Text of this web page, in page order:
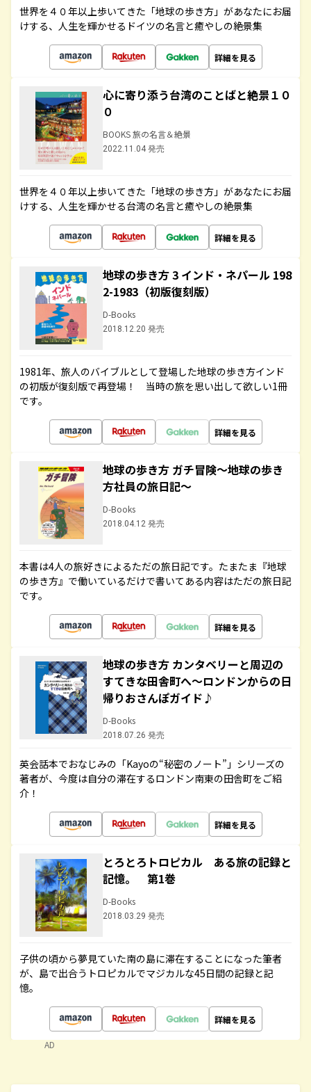
世界を４０年以上歩いてきた「地球の歩き方」があなたにお届
けする、人生を輝かせるドイツの名言と癒やしの絶景集
詳細を見る
心に寄り添う台湾のことばと絶景１０
０
BOOKS 旅の名言＆絶景
2022.11.04 発売
世界を４０年以上歩いてきた「地球の歩き方」があなたにお届
けする、人生を輝かせる台湾の名言と癒やしの絶景集
詳細を見る
地球の歩き方 3 インド・ネパール 198
2-1983（初版復刻版）
D-Books
2018.12.20 発売
1981年、旅人のバイブルとして登場した地球の歩き方インド
の初版が復刻版で再登場！ 当時の旅を思い出して欲しい1冊
です。
詳細を見る
地球の歩き方 ガチ冒険～地球の歩き
方社員の旅日記～
D-Books
2018.04.12 発売
本書は4人の旅好きによるただの旅日記です。たまたま『地球
の歩き方』で働いているだけで書いてある内容はただの旅日記
です。
詳細を見る
地球の歩き方 カンタベリーと周辺の
すてきな田舎町へ～ロンドンからの日
帰りおさんぽガイド♪
D-Books
2018.07.26 発売
英会話本でおなじみの「Kayoの“秘密のノート”」シリーズの
著者が、今度は自分の滞在するロンドン南東の田舎町をご紹
介！
詳細を見る
とろとろトロピカル ある旅の記録と
記憶。 第1巻
D-Books
2018.03.29 発売
子供の頃から夢見ていた南の島に滞在することになった筆者
が、島で出合うトロピカルでマジカルな45日間の記録と記
憶。
詳細を見る
AD